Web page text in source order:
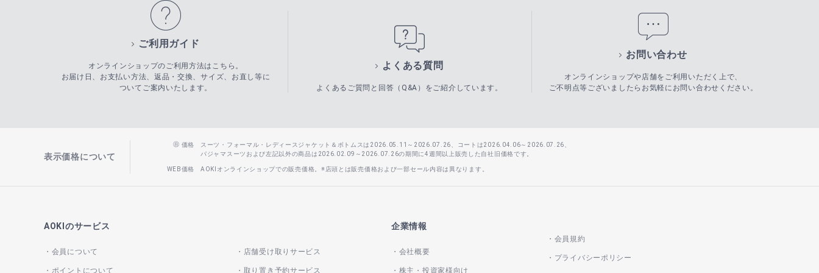
ご利用ガイド
オンラインショップのご利用方法はこちら。
お届け日、お支払い方法、返品・交換、サイズ、お直し等に
ついてご案内いたします。
よくある質問
よくあるご質問と回答（Q&A）をご紹介しています。
お問い合わせ
オンラインショップや店舗をご利用いただく上で、
ご不明点等ございましたらお気軽にお問い合わせください。
表示価格について
価格
スーツ・フォーマル・レディースジャケット＆ボトムスは2026.05.11～2026.07.26、コートは2026.04.06～2026.07.26、
パジャマスーツおよび左記以外の商品は2026.02.09～2026.07.26の期間に4週間以上販売した自社旧価格です。
WEB価格 AOKIオンラインショップでの販売価格。※店頭とは販売価格および一部セール内容は異なります。
AOKIのサービス
会員について
ポイントについて
店舗受け取りサービス
取り置き予約サービス
企業情報
会社概要
株主・投資家様向け
会員規約
プライバシーポリシー